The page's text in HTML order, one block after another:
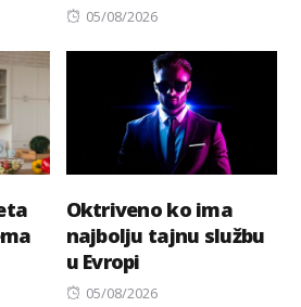
Posted
05/08/2026
Oktriveno ko ima
najbolju tajnu službu
u Evropi
Posted
05/08/2026